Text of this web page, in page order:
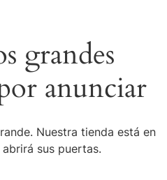
grandes
anunciar
Nuestra tienda está en
sus puertas.